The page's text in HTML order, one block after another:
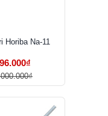
Horiba Na-11